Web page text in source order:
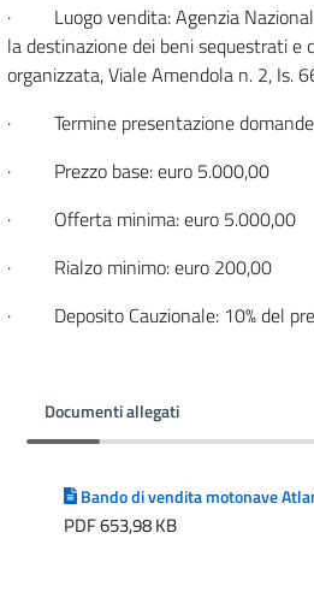
· Luogo vendita: Agenzia
la destinazione dei beni sequestrati
organizzata, Viale Amendola n. 2, Is.
· Termine presentazione
· Prezzo base: euro 5.000,00
· Offerta minima: euro 5.000,00
· Rialzo minimo: euro 200,00
· Deposito Cauzionale: 10% del
Documenti allegati
Bando di vendita motonave
PDF 653,98 KB